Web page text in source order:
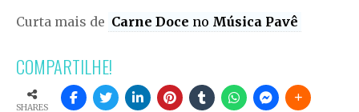
Curta mais de Carne Doce no Música Pavê
COMPARTILHE!
SHARES